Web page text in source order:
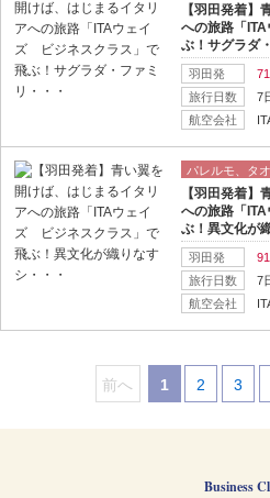
【羽田発着】
への旅路「
ぶ！サグラダ
羽田発
旅行日数
7
航空会社
パレルモ、タ
【羽田発着】
への旅路「
ぶ！異文化が
羽田発
旅行日数
7
航空会社
前へ 1 2 3
Business